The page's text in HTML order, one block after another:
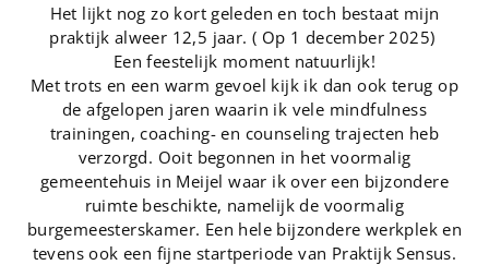
Het lijkt nog zo kort geleden en toch bestaat mijn
praktijk alweer 12,5 jaar. ( Op 1 december 2025)
Een feestelijk moment natuurlijk!
Met trots en een warm gevoel kijk ik dan ook terug op
de afgelopen jaren waarin ik vele mindfulness
trainingen, coaching- en counseling trajecten heb
verzorgd. Ooit begonnen in het voormalig
gemeentehuis in Meijel waar ik over een bijzondere
ruimte beschikte, namelijk de voormalig
burgemeesterskamer. Een hele bijzondere werkplek en
tevens ook een fijne startperiode van Praktijk Sensus.